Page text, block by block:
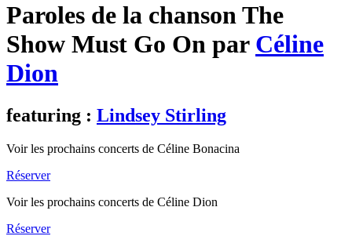
Paroles de la chanson The
Show Must Go On par Céline
Dion
featuring : Lindsey Stirling
Voir les prochains concerts de Céline Bonacina
Réserver
Voir les prochains concerts de Céline Dion
Réserver